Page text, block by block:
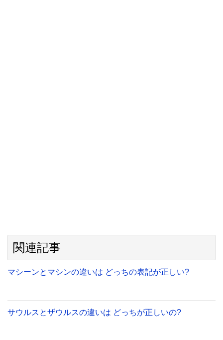
関連記事
マシーンとマシンの違いは どっちの表記が正しい?
サウルスとザウルスの違いは どっちが正しいの?